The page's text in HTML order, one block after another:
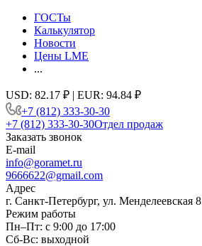
ГОСТы
Калькулятор
Новости
Цены LME
...
USD: 82.17 ₽ | EUR: 94.84 ₽
+7 (812) 333-30-30
+7 (812) 333-30-30Отдел продаж
Заказать звонок
E-mail
info@goramet.ru
9666622@gmail.com
Адрес
г. Санкт-Петербург, ул. Менделеевская 8
Режим работы
Пн–Пт: с 9:00 до 17:00
Сб-Вс: выходной